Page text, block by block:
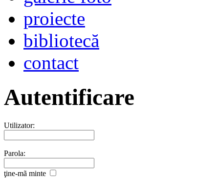
proiecte
bibliotecă
contact
Autentificare
Utilizator:
Parola:
ţine-mã minte